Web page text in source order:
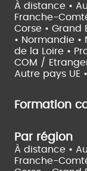
À distance •
Franche-
Corse • Grand
• Normandie •
de la Loire •
COM /
Autre pays UE •
Formation
Par région
À distance •
Franche-